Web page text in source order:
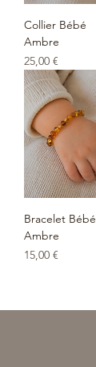
Collier Bébé
Ambre
Prix
25,00 €
Bracelet Bébé
Ambre
Prix
15,00 €